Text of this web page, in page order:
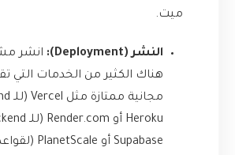
ميت.
النشر (Deployment):
انشر
هناك الكثير من الخدمات التي
Supabase أو PlanetScale (لقواعد البيانات).